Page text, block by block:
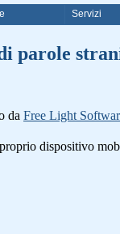
Servizi
parole
da Free Light
dispositivo